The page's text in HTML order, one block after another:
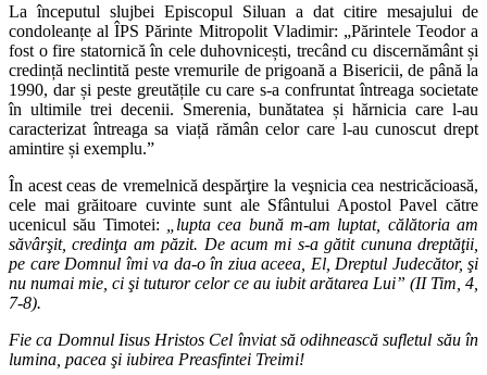
La începutul slujbei Episcopul Siluan a dat citire mesajului de
condoleanțe al ÎPS Părinte Mitropolit Vladimir: „Părintele Teodor a
fost o fire statornică în cele duhovnicești, trecând cu discernământ și
credință neclintită peste vremurile de prigoană a Bisericii, de până la
1990, dar și peste greutățile cu care s-a confruntat întreaga societate
în ultimile trei decenii. Smerenia, bunătatea și hărnicia care l-au
caracterizat întreaga sa viață rămân celor care l-au cunoscut drept
amintire și exemplu.”
În acest ceas de vremelnică despărţire la veşnicia cea nestricăcioasă,
cele mai grăitoare cuvinte sunt ale Sfântului Apostol Pavel către
ucenicul său Timotei:
„lupta cea bună m-am luptat, călătoria am
săvârşit, credinţa am păzit. De acum mi s-a gătit cununa dreptăţii,
pe care Domnul îmi va da-o în ziua aceea, El, Dreptul Judecător, şi
nu numai mie, ci şi tuturor celor ce au iubit arătarea Lui” (II Tim, 4,
7-8).
Fie ca Domnul Iisus Hristos Cel înviat să odihnească sufletul său în
lumina, pacea şi iubirea Preasfintei Treimi!